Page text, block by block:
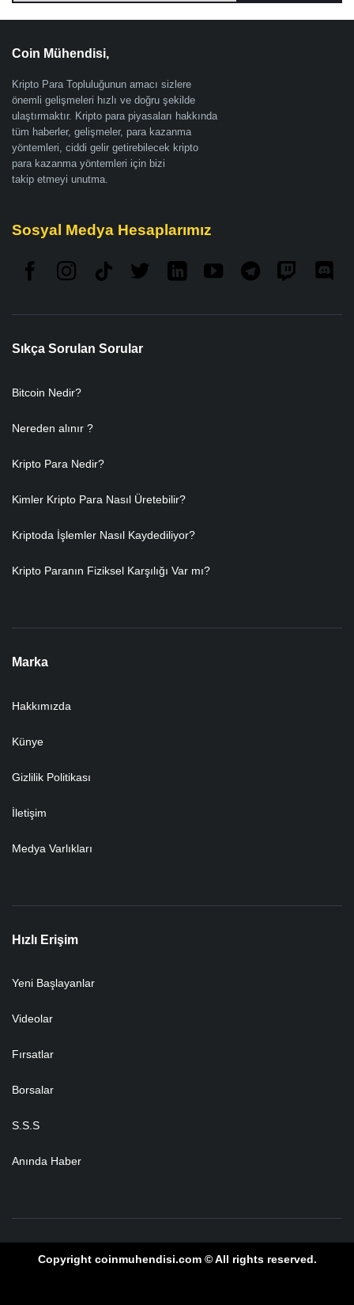
Coin Mühendisi,
Kripto Para Topluluğunun amacı sizlere
önemli gelişmeleri hızlı ve doğru şekilde
ulaştırmaktır. Kripto para piyasaları hakkında
tüm haberler, gelişmeler, para kazanma
yöntemleri, ciddi gelir getirebilecek kripto
para kazanma yöntemleri için bizi
takip etmeyi unutma.
Sosyal Medya Hesaplarımız
Sıkça Sorulan Sorular
Bitcoin Nedir?
Nereden alınır ?
Kripto Para Nedir?
Kimler Kripto Para Nasıl Üretebilir?
Kriptoda İşlemler Nasıl Kaydediliyor?
Kripto Paranın Fiziksel Karşılığı Var mı?
Marka
Hakkımızda
Künye
Gizlilik Politikası
İletişim
Medya Varlıkları
Hızlı Erişim
Yeni Başlayanlar
Videolar
Fırsatlar
Borsalar
S.S.S
Anında Haber
Copyright coinmuhendisi.com © All rights reserved.